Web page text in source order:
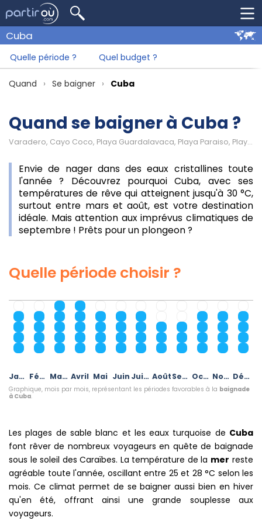
Cuba
Quelle période ? Quel budget ?
Quand Se baigner Cuba
Quand se baigner à Cuba ?
Varadero, Cayo Coco, Playa Guardalavaca, Playa Paraiso, Playa Ancon
Envie de nager dans des eaux cristallines toute
l'année ? Découvrez pourquoi Cuba, avec ses
températures de rêve qui atteignent jusqu'à 30 °C,
surtout entre mars et août, est votre destination
idéale. Mais attention aux imprévus climatiques de
septembre ! Prêts pour un plongeon ?
Quelle période choisir ?
Janvier Février Mars Avril Mai Juin Juillet Août Septembre Octobre Novembre Décembre
Graphique, mois par mois, représentant les périodes favorables à la baignade
à Cuba.
Les plages de sable blanc et les eaux turquoise de Cuba
font rêver de nombreux voyageurs en quête de baignade
sous le soleil des Caraïbes. La température de la mer reste
agréable toute l'année, oscillant entre 25 et 28 °C selon les
mois. Ce climat permet de se baigner aussi bien en hiver
qu'en été, offrant ainsi une grande souplesse aux
voyageurs.